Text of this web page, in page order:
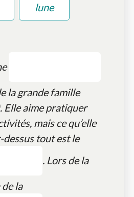
lune
la grande famille
Elle aime pratiquer
mais ce qu’elle
tout est le
. Lors de la
la